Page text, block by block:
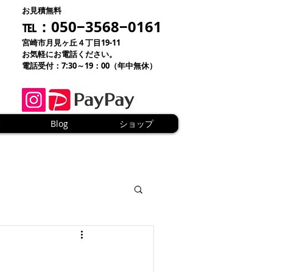
お見積無料
℡：050−3568−0161
宮崎市月見ヶ丘４丁目19-11
お気軽にお電話ください。
電話受付：7:30～19：00（年中無休）
Blog ショップ